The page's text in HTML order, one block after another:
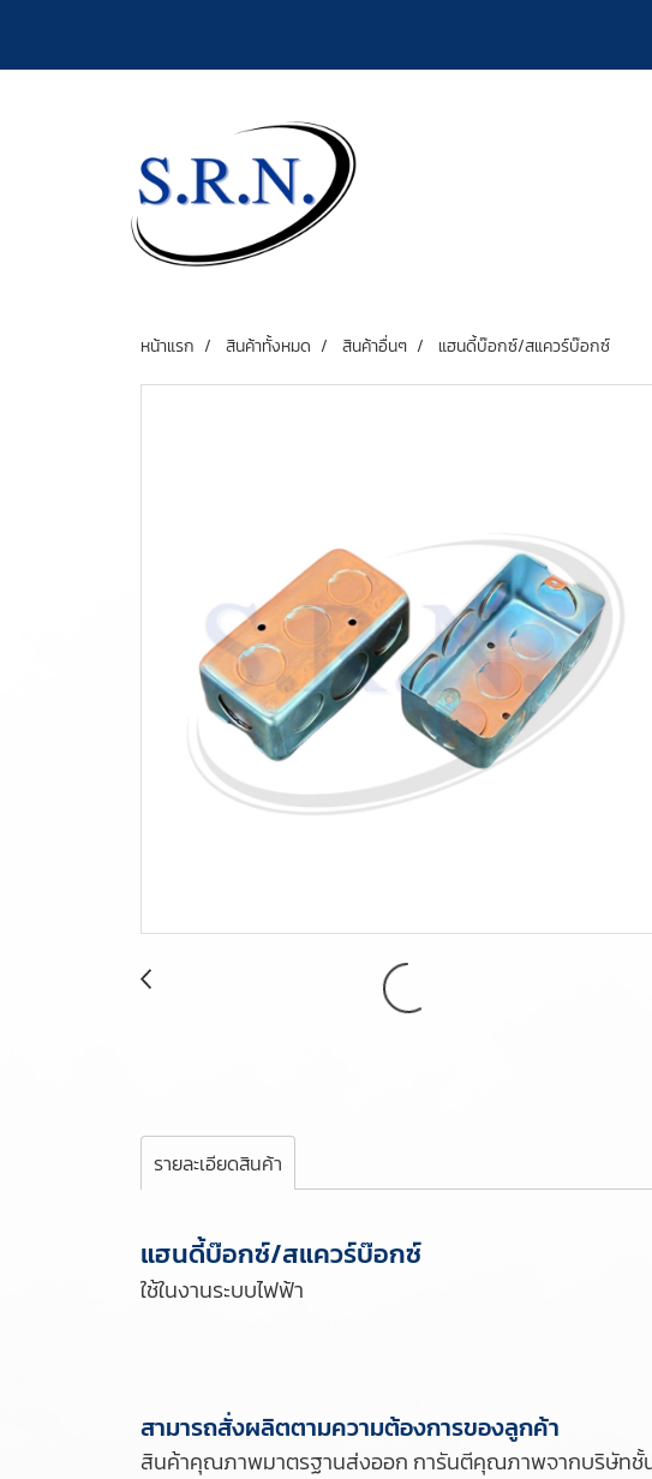
หน้าแรก สินค้าทั้งหมด สินค้าอื่นๆ แฮนดี้บ๊อกซ์/สแควร์บ๊อกซ์
รายละเอียดสินค้า
แฮนดี้บ๊อกซ์/สแควร์บ๊อกซ์
ใช้ในงานระบบไฟฟ้า
สามารถสั่งผลิตตามความต้องการของลูกค้า
สินค้าคุณภาพมาตรฐานส่งออก การันตีคุณภาพจากบริษัทชั้น